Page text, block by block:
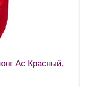
Ас Красный,